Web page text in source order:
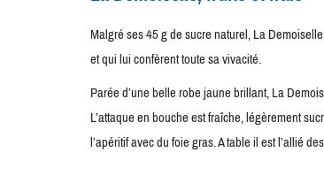
Malgré ses 45 g de sucre naturel, La
et qui lui confèrent toute sa vivacité.
Parée d’une belle robe jaune brillant, La
L’attaque en bouche est fraîche, légèrement
l’apéritif avec du foie gras. A table il est l’allié